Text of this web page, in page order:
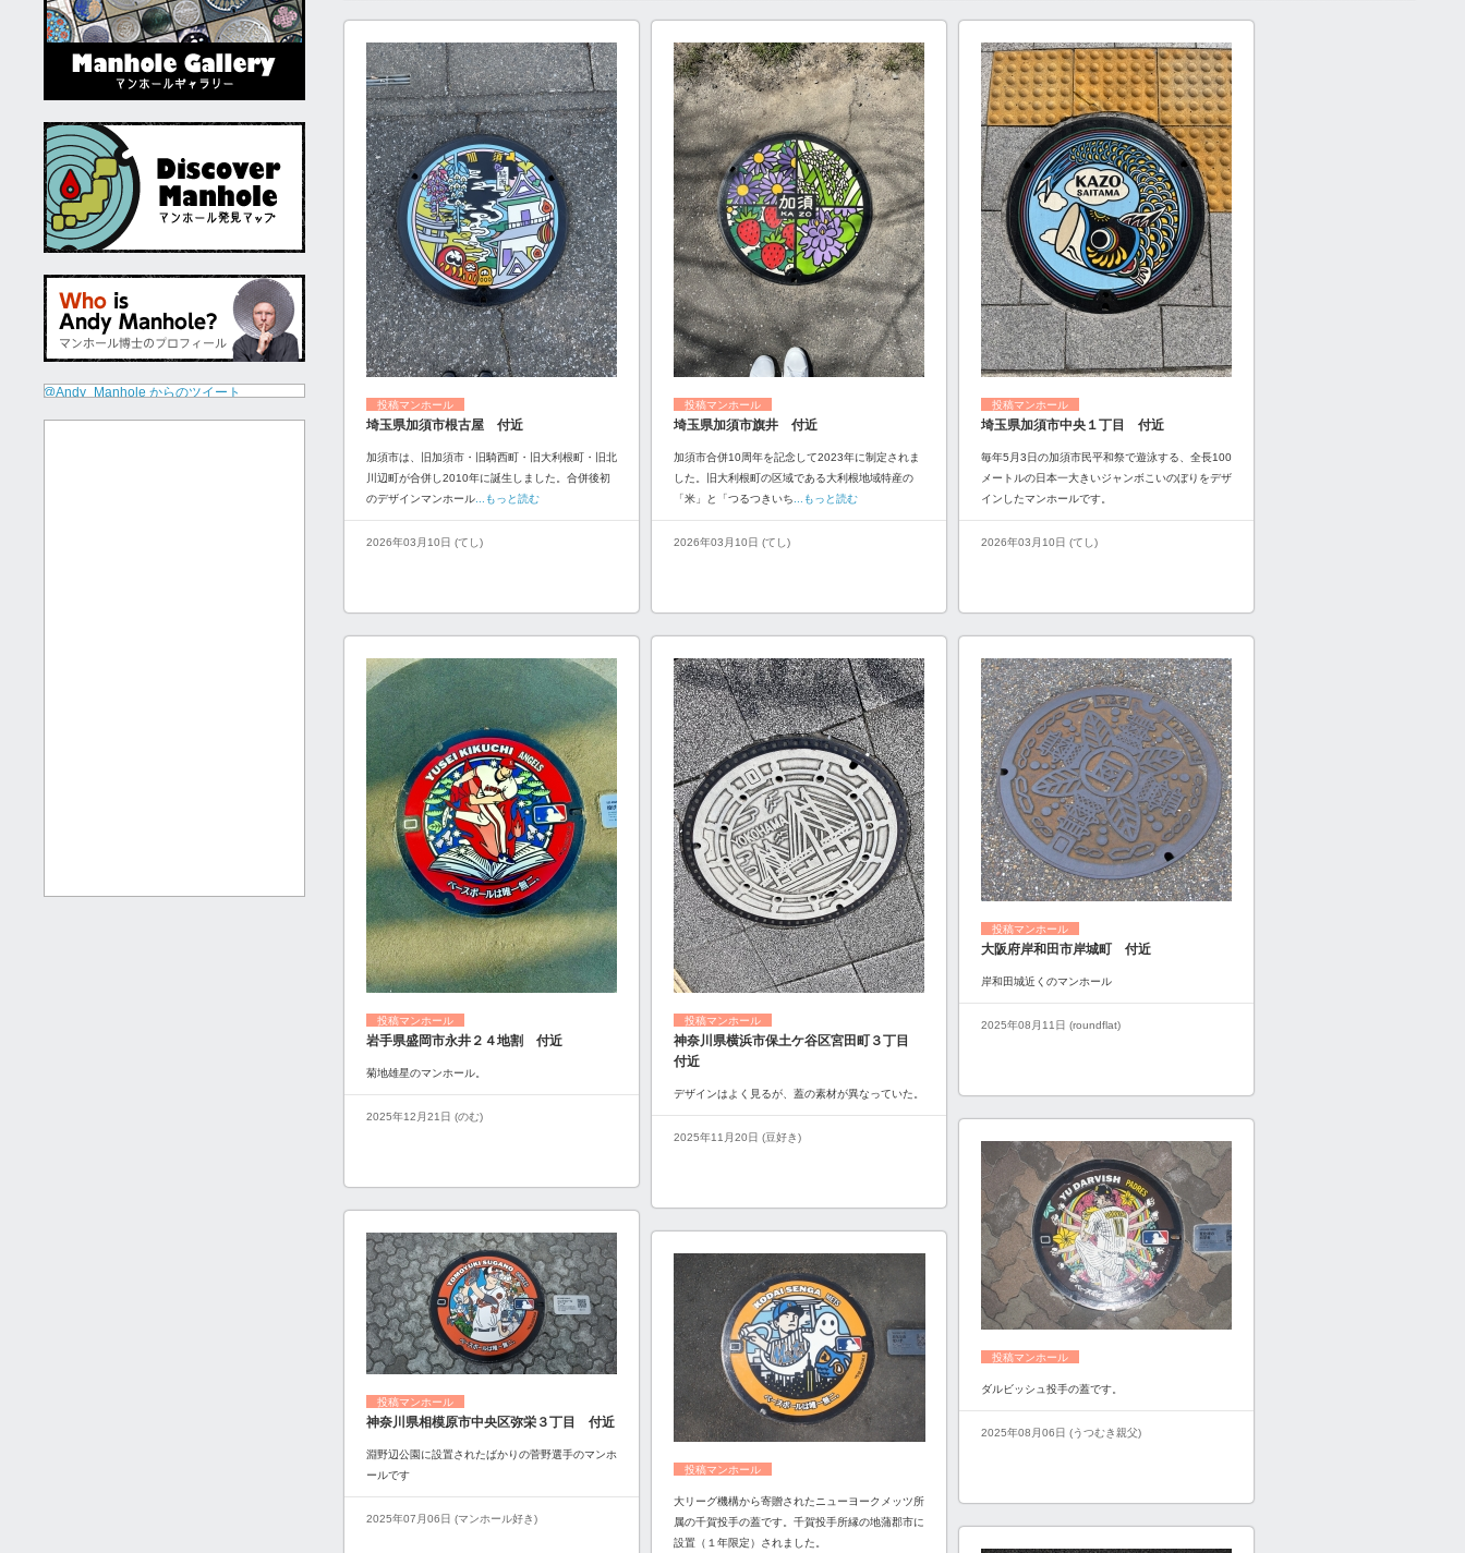
@Andy_Manhole からのツイート
投稿マンホール
埼玉県加須市根古屋 付近
加須市は、旧加須市・旧騎西町・旧大利根町・旧北
川辺町が合併し2010年に誕生しました。合併後初
のデザインマンホール ...もっと読む
2026年03月10日 (てし)
投稿マンホール
埼玉県加須市旗井 付近
加須市合併10周年を記念して2023年に制定されま
した。旧大利根町の区域である大利根地域特産の
「米」と「つるつきいち ...もっと読む
2026年03月10日 (てし)
投稿マンホール
埼玉県加須市中央１丁目 付近
毎年5月3日の加須市民平和祭で遊泳する、全長100
メートルの日本一大きいジャンボこいのぼりをデザ
インしたマンホールです。
2026年03月10日 (てし)
投稿マンホール
岩手県盛岡市永井２４地割 付近
菊地雄星のマンホール。
2025年12月21日 (のむ)
投稿マンホール
神奈川県横浜市保土ケ谷区宮田町３丁目
付近
デザインはよく見るが、蓋の素材が異なっていた。
2025年11月20日 (豆好き)
投稿マンホール
大阪府岸和田市岸城町 付近
岸和田城近くのマンホール
2025年08月11日 (roundflat)
投稿マンホール
ダルビッシュ投手の蓋です。
2025年08月06日 (うつむき親父)
投稿マンホール
神奈川県相模原市中央区弥栄３丁目 付近
淵野辺公園に設置されたばかりの菅野選手のマンホ
ールです
2025年07月06日 (マンホール好き)
投稿マンホール
大リーグ機構から寄贈されたニューヨークメッツ所
属の千賀投手の蓋です。千賀投手所縁の地蒲郡市に
設置（１年限定）されました。